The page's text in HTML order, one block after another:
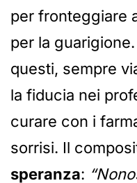
per fronteggiare
per la
questi, sempre
la fiducia nei
curare con i
sorrisi. Il
speranza: